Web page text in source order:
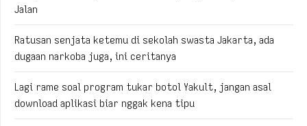
Jalan
Ratusan senjata ketemu di sekolah swasta Jakarta, ada
dugaan narkoba juga, ini ceritanya
Lagi rame soal program tukar botol Yakult, jangan asal
download aplikasi biar nggak kena tipu